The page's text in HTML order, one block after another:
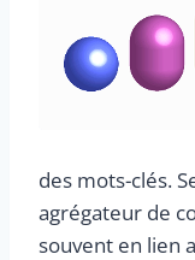
des mots-clés.
agrégateur de
souvent en lien